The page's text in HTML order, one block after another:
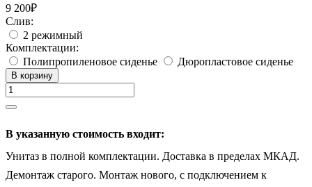
9 200₽
Слив:
2 режимный
Комплектации:
Полипропиленовое сиденье
Дюропластовое сиденье
В корзину
В указанную стоимость входит:
Унитаз в полной комплектации. Доставка в пределах МКАД.
Демонтаж старого. Монтаж нового, c подключением к